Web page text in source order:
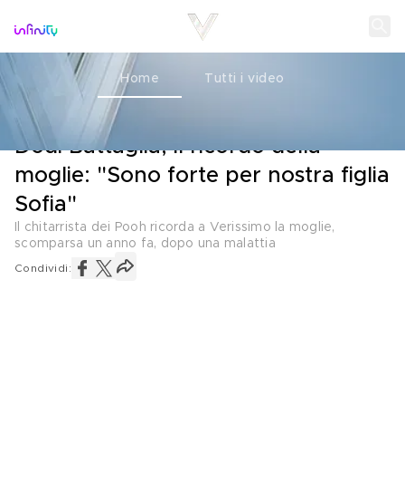
Home Tutti i video
L'INTERVISTA
Dodi Battaglia, il ricordo della
moglie: "Sono forte per nostra figlia
Sofia"
Il chitarrista dei Pooh ricorda a Verissimo la moglie,
scomparsa un anno fa, dopo una malattia
Condividi: